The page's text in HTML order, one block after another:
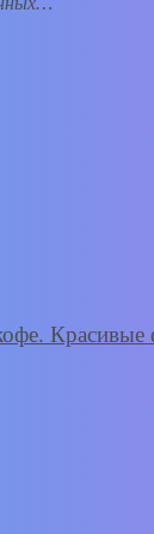
Красивые